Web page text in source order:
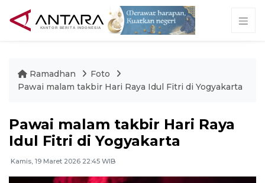
Ramadhan
Foto
Pawai malam takbir Hari Raya Idul Fitri di Yogyakarta
Pawai malam takbir Hari Raya
Idul Fitri di Yogyakarta
Kamis, 19 Maret 2026 22:45 WIB